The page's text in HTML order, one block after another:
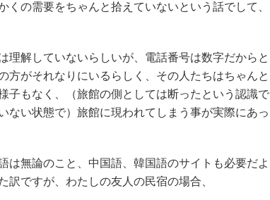
くの需要をちゃんと拾えていないという話でして、
理解していないらしいが、電話番号は数字だからと
方がそれなりにいるらしく、その人たちはちゃんと
子もなく、（旅館の側としては断ったという認識で
ない状態で）旅館に現われてしまう事が実際にあっ
は無論のこと、中国語、韓国語のサイトも必要だよ
訳ですが、わたしの友人の民宿の場合、